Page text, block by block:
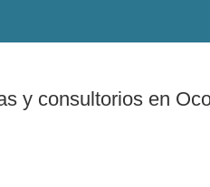
y consultorios en